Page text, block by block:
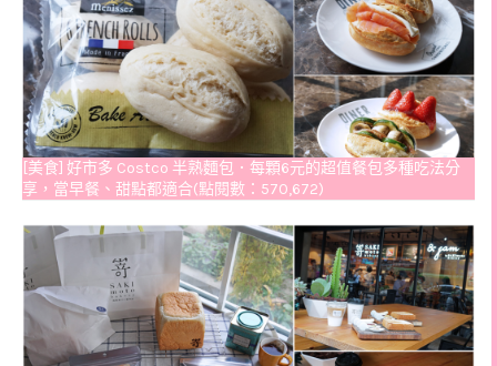
[美食] 好市多 Costco 半熟麵包．每顆6元的超值餐包多種吃法分
享，當早餐、甜點都適合(點閱數：570,672)